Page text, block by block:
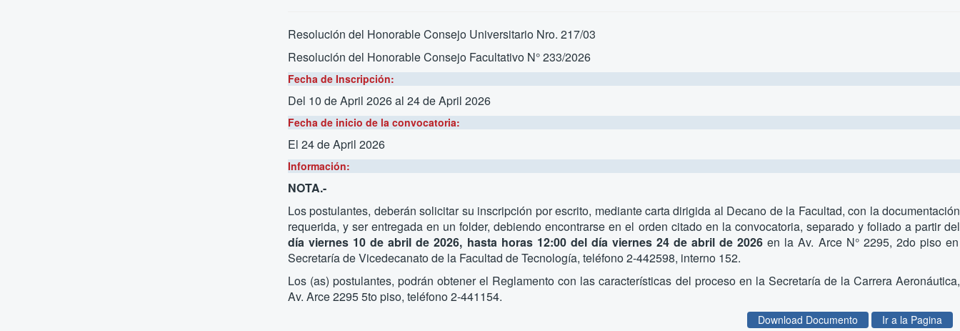
Resolución del Honorable Consejo Universitario Nro. 217/03
Resolución del Honorable Consejo Facultativo N° 233/2026
Fecha de Inscripción:
Del 10 de April 2026al 24 de April 2026
Fecha de inicio de la convocatoria:
El 24 de April 2026
Información:
NOTA.-
Los postulantes, deberán solicitar su inscripción por escrito, mediante carta dirigida al Decano de la Facultad, con la documentación
requerida, y ser entregada en un folder, debiendo encontrarse en el orden citado en la convocatoria, separado y foliado a partir del
día viernes 10 de abril de 2026, hasta horas 12:00 del día viernes 24 de abril de 2026en la Av. Arce N° 2295, 2do piso en
Secretaría de Vicedecanato de la Facultad de Tecnología, teléfono 2-442598, interno 152.
Los (as) postulantes, podrán obtener el Reglamento con las características del proceso en la Secretaría de la Carrera Aeronáutica,
Av. Arce 2295 5to piso, teléfono 2-441154.
Download Documento Ir a la Pagina